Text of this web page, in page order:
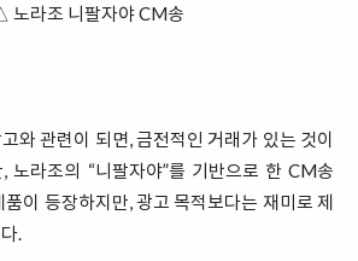
노라조 니팔자야 CM송
와 관련이 되면, 금전적인 거래가 있는 것이
노라조의 “니팔자야”를 기반으로 한 CM송
이 등장하지만, 광고 목적보다는 재미로 제
.